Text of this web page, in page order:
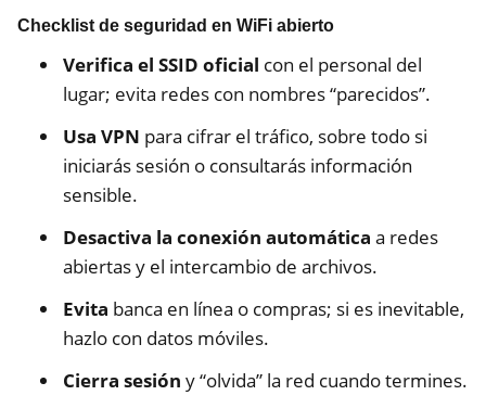
Checklist de seguridad en WiFi abierto
Verifica el SSID oficial con el personal del
lugar; evita redes con nombres “parecidos”.
Usa VPN para cifrar el tráfico, sobre todo si
iniciarás sesión o consultarás información
sensible.
Desactiva la conexión automática a redes
abiertas y el intercambio de archivos.
Evita banca en línea o compras; si es inevitable,
hazlo con datos móviles.
Cierra sesión y “olvida” la red cuando termines.